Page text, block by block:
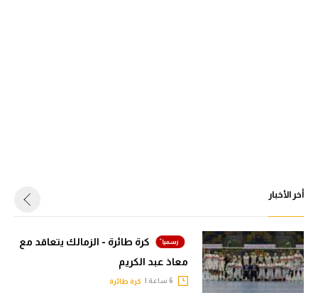
أخر الأخبار
كرة طائرة - الزمالك يتعاقد مع
معاذ عبد الكريم
كرة طائرة